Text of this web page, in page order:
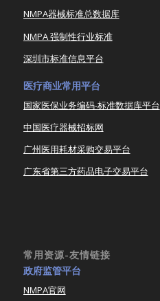
NMPA器械标准总数据库
NMPA 强制性行业标准
深圳市标准信息平台
医疗商业常用平台
国家医保业务编码-标准数据库平台
中国医疗器械招标网
广州医用耗材采购交易平台
广东省第三方药品电子交易平台
常用资源-友情链接
政府监管平台
NMPA官网